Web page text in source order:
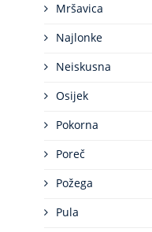
Mršavica
Najlonke
Neiskusna
Osijek
Pokorna
Poreč
Požega
Pula